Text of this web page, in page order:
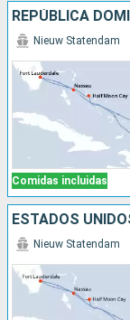
Comidas incluidas
Nieuw Statendam
Nieuw Statendam